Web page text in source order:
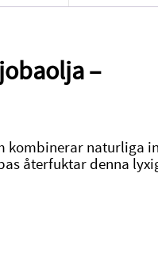
–
kombinerar naturliga
återfuktar denna